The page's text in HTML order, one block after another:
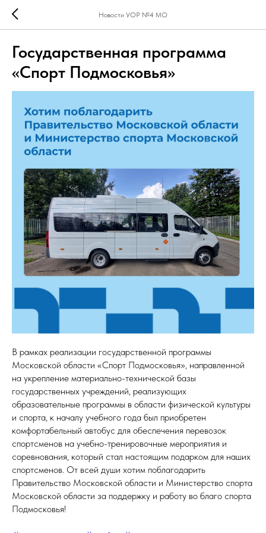
Новости УОР №4 МО
Государственная программа
«Спорт Подмосковья»
В рамках реализации государственной программы
Московской области «Спорт Подмосковья», направленной
на укрепление материально-технической базы
государственных учреждений, реализующих
образовательные программы в области физической культуры
и спорта, к началу учебного года был приобретен
комфортабельный автобус для обеспечения перевозок
спортсменов на учебно-тренировочные мероприятия и
соревнования, который стал настоящим подарком для наших
спортсменов. От всей души хотим поблагодарить
Правительство Московской области и Министерство спорта
Московской области за поддержку и работу во благо спорта
Подмосковья!